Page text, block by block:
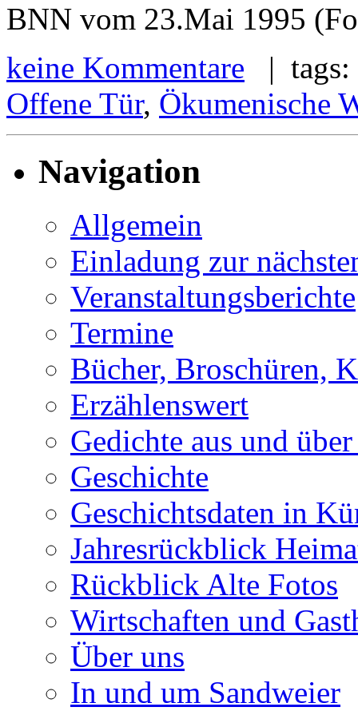
BNN vom 23.Mai 1995
keine Kommentare | tags:
Offene Tür, Ökumenische
Navigation
Allgemein
Einladung zur
Veranstaltungsberichte
Termine
Bücher, Broschüren,
Erzählenswert
Gedichte aus und
Geschichte
Geschichtsdaten in
Jahresrückblick
Rückblick Alte Fotos
Wirtschaften und
Über uns
In und um Sandweier